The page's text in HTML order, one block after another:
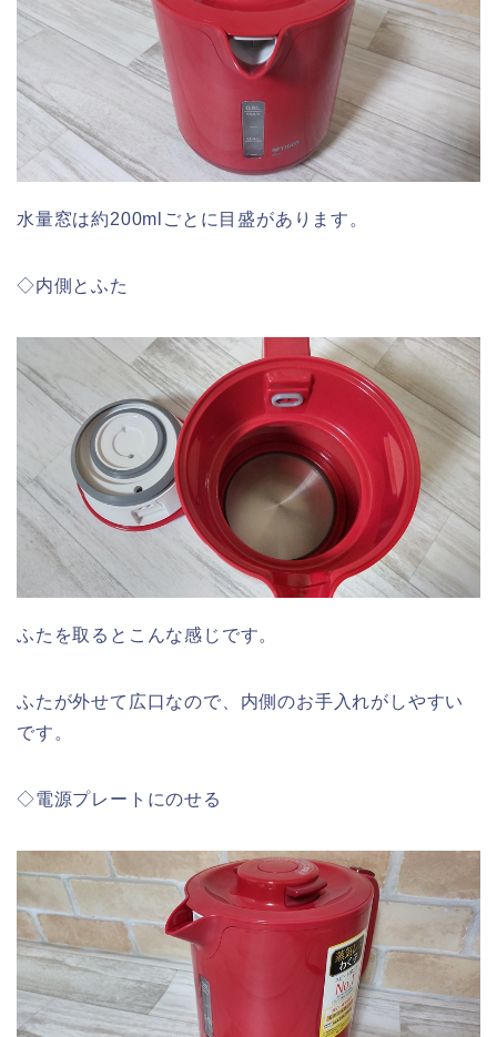
水量窓は約200mlごとに目盛があります。
◇内側とふた
ふたを取るとこんな感じです。
ふたが外せて広口なので、内側のお手入れがしやすい
です。
◇電源プレートにのせる